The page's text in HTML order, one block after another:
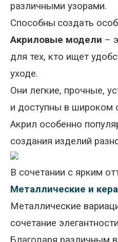
различными узорами.
Способны создать
Акриловые модели –
для тех, кто ищет
уходе.
Они легкие, прочные,
и доступны в широком
Акрил особенно
создания изделий
В сочетании с ярким
Металлические и
Металлические
сочетание